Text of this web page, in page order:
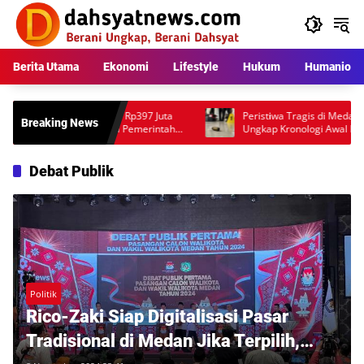
Langsung
konten
Berita Utama Ekonomi Lifestyle Hukum Humaniora
Breaking News
Jembatan APBD Rp397 Juta
Warga Minta Pemerintah
Proyek
Peristiwa Tragis di Medan
Ungkap Kronologi Awal
Anggota Polri
Debat Publik
Politik
Rico-Zaki Siap Digitalisasi Pasar
Tradisional di Medan Jika Terpilih,